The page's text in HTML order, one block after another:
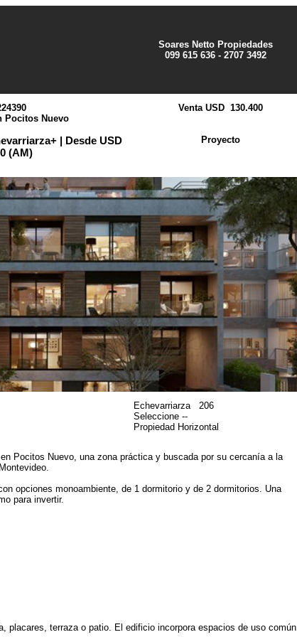
Soares Netto Propiedades
099 615 636 - 2707 3492
Pocitos Nuevo
| Desde USD
(AM)
Venta USD 130.400
Proyecto
Echevarriarza
206
Seleccione --
Propiedad Horizontal
Pocitos Nuevo, una zona práctica y buscada por su cercanía a la
opciones monoambiente, de 1 dormitorio y de 2 dormitorios. Una
para invertir.
placares, terraza o patio. El edificio incorpora espacios de uso común